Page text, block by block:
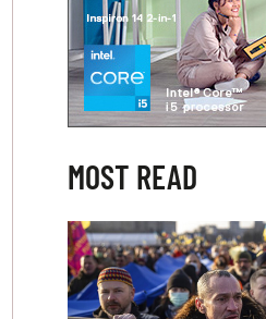
MOST READ